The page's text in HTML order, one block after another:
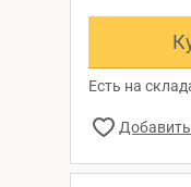
Есть на